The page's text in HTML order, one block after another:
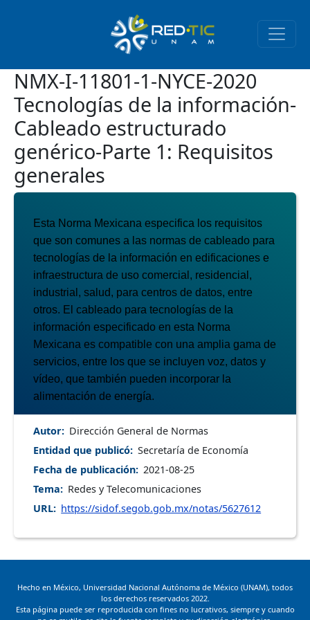
NMX-I-11801-1-NYCE-2020
Tecnologías de la información-
Cableado estructurado
genérico-Parte 1: Requisitos
generales
Esta Norma Mexicana especifica los requisitos
que son comunes a las normas de cableado para
tecnologías de la información en edificaciones e
infraestructura de uso comercial, residencial,
industrial, salud, para centros de datos, entre
otros. El cableado para tecnologías de la
información especificado en esta Norma
Mexicana es compatible con una amplia gama de
servicios, entre los que se incluyen voz, datos y
vídeo, que también pueden incorporar la
alimentación de energía.
Autor
Dirección General de Normas
Entidad que publicó Secretaría de Economía
Fecha de publicación 2021-08-25
Tema
Redes y Telecomunicaciones
URL
https://sidof.segob.gob.mx/notas/5627612
Hecho en México, Universidad Nacional Autónoma de México (UNAM), todos
los derechos reservados 2022.
Esta página puede ser reproducida con fines no lucrativos, siempre y cuando